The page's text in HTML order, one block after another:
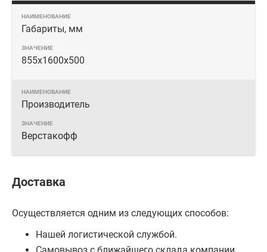
Габариты, мм
855x1600x500
Производитель
Верстакофф
Доставка
Осуществляется одним из следующих способов:
Нашей логистической службой.